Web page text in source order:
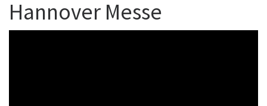
Hannover Messe